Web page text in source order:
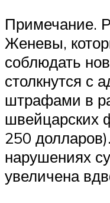
Примечание.
Женевы,
соблюдать
столкнутся с
штрафами в
швейцарских
250
нарушениях
увеличена